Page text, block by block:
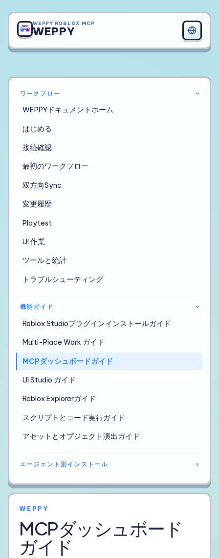
WEPPY ROBLOX MCP
WEPPY
ワークフロー ›
WEPPYドキュメントホーム
はじめる
接続確認
最初のワークフロー
双方向Sync
変更履歴
Playtest
UI 作業
ツールと統計
トラブルシューティング
機能ガイド ›
Roblox Studioプラグインインストールガイド
Multi-Place Work ガイド
MCPダッシュボードガイド
UI Studio ガイド
Roblox Explorerガイド
スクリプトとコード実行ガイド
アセットとオブジェクト演出ガイド
エージェント別インストール ›
WEPPY
MCPダッシュボード
ガイド